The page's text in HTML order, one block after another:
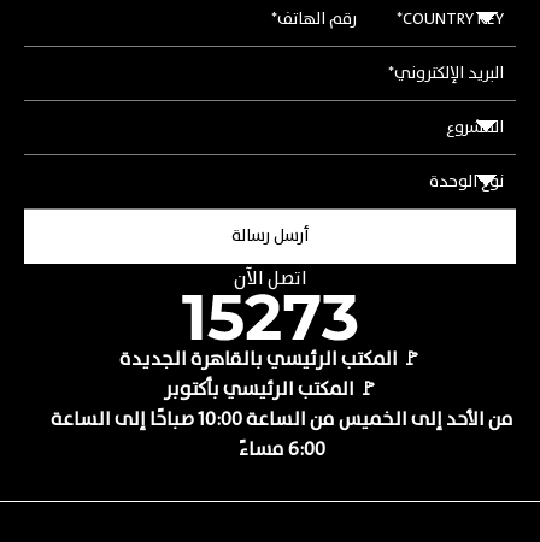
اتصل الآن
🚩 المكتب الرئيسي بالقاهرة الجديدة
🚩 المكتب الرئيسي بأكتوبر
من الأحد إلى الخميس من الساعة 10:00 صباحًا إلى الساعة
6:00 مساءً